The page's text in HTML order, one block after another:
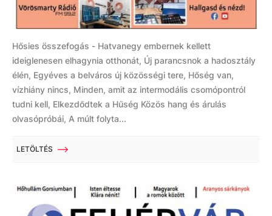
Hősies összefogás - Hatvanegy embernek kellett
ideiglenesen elhagynia otthonát, Új parancsnok a hadosztály
élén, Egyéves a belváros új közösségi tere, Hőség van,
vízhiány nincs, Minden, amit az intermodális csomópontról
tudni kell, Elkezdődtek a Hűség Közös hang és árulás
olvasópróbái, A múlt folyta...
LETÖLTÉS